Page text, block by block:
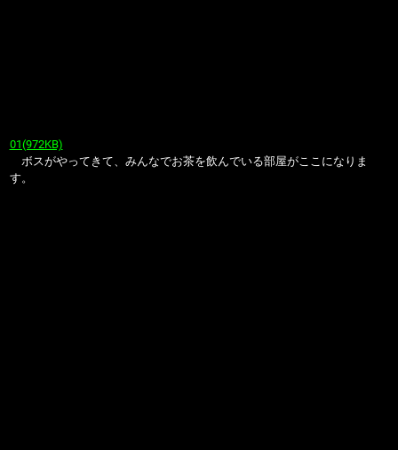
01(972KB)
ボスがやってきて、みんなでお茶を飲んでいる部屋がここになりま
す。